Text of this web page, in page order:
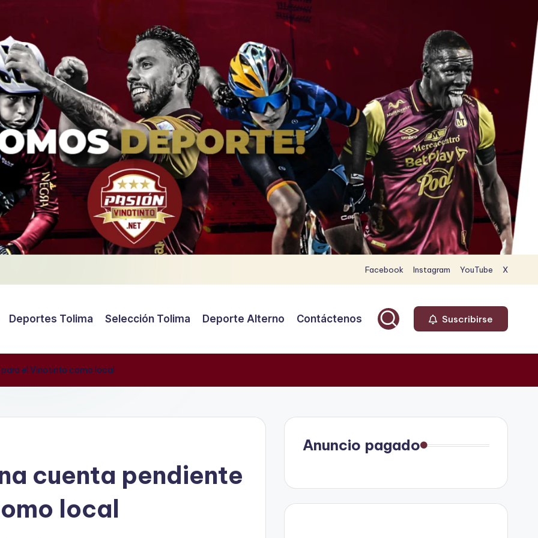
Facebook Instagram YouTube X
Deportes Tolima Selección Tolima Deporte Alterno Contáctenos Suscribirse
el Vinotinto como local
cuenta pendiente
local
Anuncio pagado